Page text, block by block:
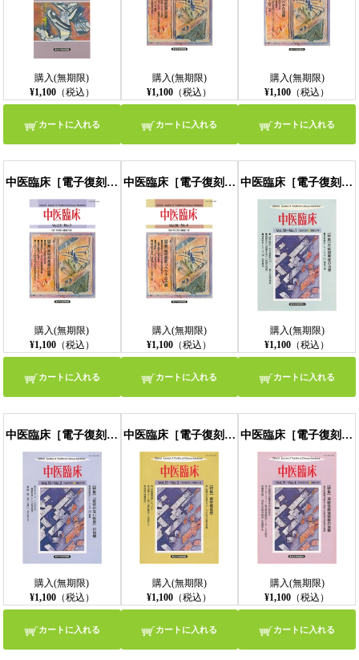
購入(無期限)
¥1,100（税込）
カートに入れる
購入(無期限)
¥1,100 （税込）
カートに入れる
購入(無期限)
¥1,100 （税込）
カートに入れる
中医臨床［電子復刻版］通巻70号
購入(無期限)
¥1,100（税込）
カートに入れる
中医臨床［電子復刻版］通巻71号
購入(無期限)
¥1,100 （税込）
カートに入れる
中医臨床［電子復刻版］通巻72号
購入(無期限)
¥1,100 （税込）
カートに入れる
中医臨床［電子復刻版］通巻73号
購入(無期限)
¥1,100（税込）
カートに入れる
中医臨床［電子復刻版］通巻74号
購入(無期限)
¥1,100 （税込）
カートに入れる
中医臨床［電子復刻版］通巻75号
購入(無期限)
¥1,100 （税込）
カートに入れる